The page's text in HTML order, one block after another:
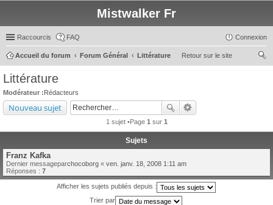
Mistwalker Fr
Raccourcis FAQ Connexion
Retour sur le site
Accueil du forum Forum Général
Littérature
Littérature
Modérateur :Rédacteurs
Nouveau sujet
1 sujet •Page 1 sur 1
Sujets
Franz Kafka
Dernier messageparchocoborg « ven. janv. 18, 2008 1:11 am
Réponses : 7
Afficher les sujets publiés depuis :
Trier par